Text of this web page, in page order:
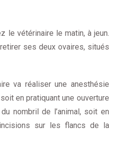
le vétérinaire le matin, à jeun.
ses deux ovaires, situés
va réaliser une anesthésie
en pratiquant une ouverture
nombril de l’animal, soit en
sur les flancs de la